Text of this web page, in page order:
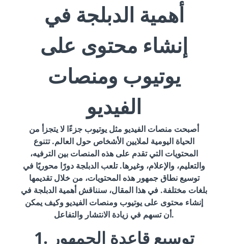
أهمية الدبلجة في
إنشاء محتوى على
يوتيوب ومنصات
الفيديو
أصبحت منصات الفيديو مثل يوتيوب جزءًا لا يتجزأ من
الحياة اليومية لملايين الأشخاص حول العالم. تتنوع
المحتويات التي تقدم على هذه المنصات بين الترفيه،
والتعليم، والإعلام، وغيرها. تلعب الدبلجة دورًا محوريًا في
توسيع نطاق جمهور هذه المحتويات، من خلال تقديمها
بلغات مختلفة. في هذا المقال، سنناقش أهمية الدبلجة في
إنشاء محتوى على يوتيوب ومنصات الفيديو وكيف يمكن
أن تسهم في زيادة الانتشار والتفاعل.
1. توسيع قاعدة الجمهور